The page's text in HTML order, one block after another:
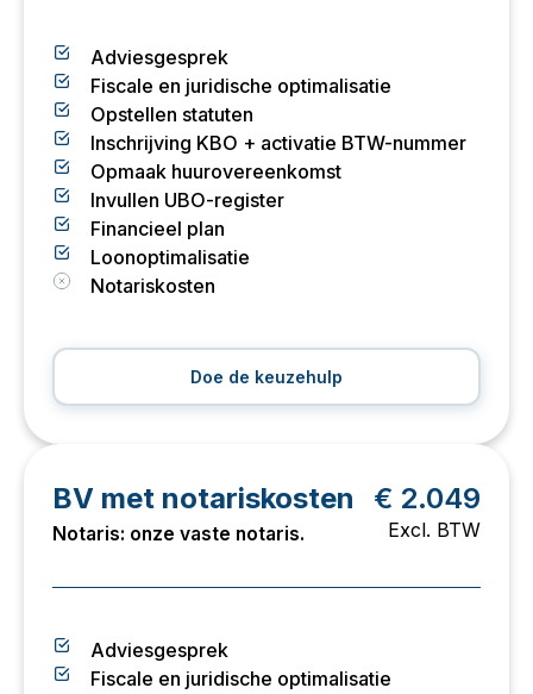
Adviesgesprek
Fiscale en juridische optimalisatie
Opstellen statuten
Inschrijving KBO + activatie BTW-nummer
Opmaak huurovereenkomst
Invullen UBO-register
Financieel plan
Loonoptimalisatie
Notariskosten
Doe de keuzehulp
BV met notariskosten
Notaris: onze vaste notaris.
€ 2.049
Excl. BTW
Adviesgesprek
Fiscale en juridische optimalisatie